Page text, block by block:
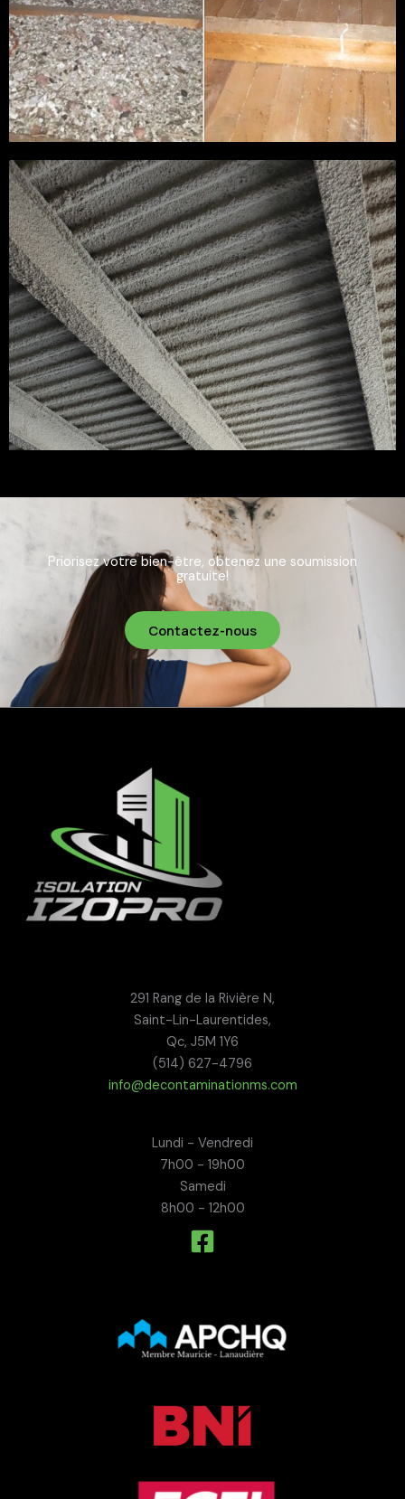
Priorisez votre bien-être, obtenez une soumission
gratuite!
Contactez-nous
291 Rang de la Rivière N,
Saint-Lin-Laurentides,
Qc, J5M 1Y6
(514) 627-4796
info@decontaminationms.com
Lundi - Vendredi
7h00 - 19h00
Samedi
8h00 - 12h00